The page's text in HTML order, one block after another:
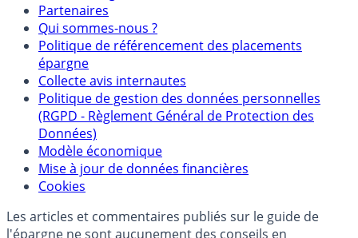
Mentions légales et Conditions d’utilisation
Partenaires
Qui sommes-nous ?
Politique de référencement des placements
épargne
Collecte avis internautes
Politique de gestion des données personnelles
(RGPD - Règlement Général de Protection des
Données)
Modèle économique
Cookies